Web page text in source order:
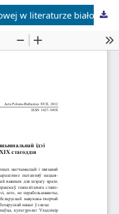
Kształtowanie się idei narodowej w literaturze białoruskiej XIX wieku